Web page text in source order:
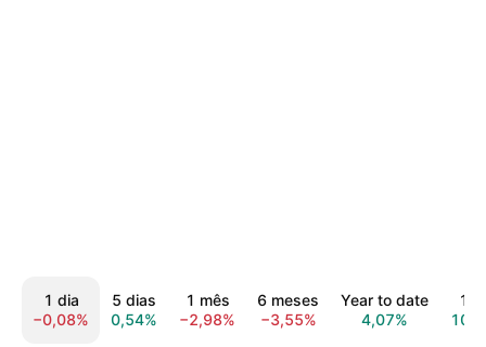
1 dia
−0,08%
5 dias
0,54%
1 mês
−2,98%
6 meses
−3,55%
Year to date
4,07%
1